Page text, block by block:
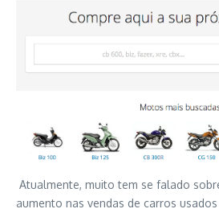
Atualmente, muito tem se falado
aumento nas vendas de carros